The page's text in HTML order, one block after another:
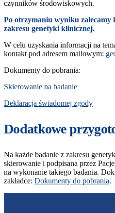
czynników środowiskowych.
Po otrzymaniu wyniku zalecamy
zakresu genetyki klinicznej.
W celu uzyskania informacji na
kontakt pod adresem mailowym:
Dokumenty do pobrania:
Skierowanie na badanie
Deklaracja świadomej zgody
Dodatkowe
Na każde badanie z zakresu
skierowanie i podpisana przez
na wykonanie takiego badania.
zakładce: Dokumenty do pobrania.